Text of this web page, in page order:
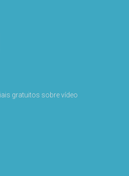
gratuitos sobre vídeo